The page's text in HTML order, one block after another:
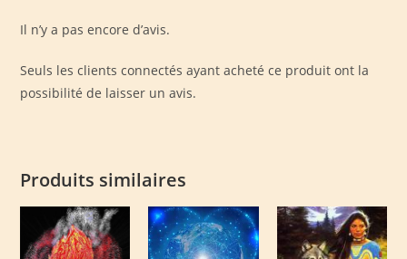
Il n’y a pas encore d’avis.
Seuls les clients connectés ayant acheté ce produit ont la
possibilité de laisser un avis.
Produits similaires